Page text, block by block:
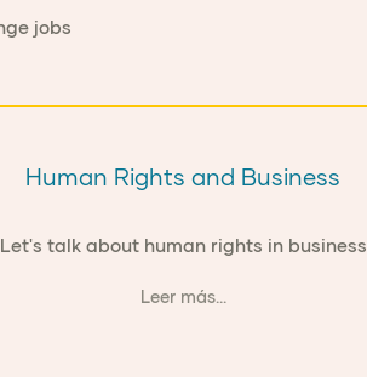
Human Rights and Business
Let's talk about human rights in business
Leer más...